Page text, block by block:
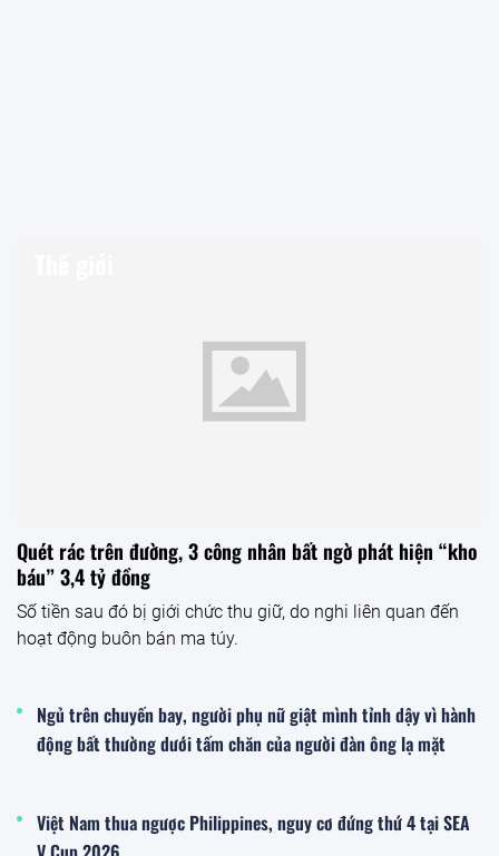
Quét rác trên đường, 3 công nhân bất ngờ phát hiện “kho
báu” 3,4 tỷ đồng
Số tiền sau đó bị giới chức thu giữ, do nghi liên quan đến
hoạt động buôn bán ma túy.
Ngủ trên chuyến bay, người phụ nữ giật mình tỉnh dậy vì hành
động bất thường dưới tấm chăn của người đàn ông lạ mặt
Việt Nam thua ngược Philippines, nguy cơ đứng thứ 4 tại SEA